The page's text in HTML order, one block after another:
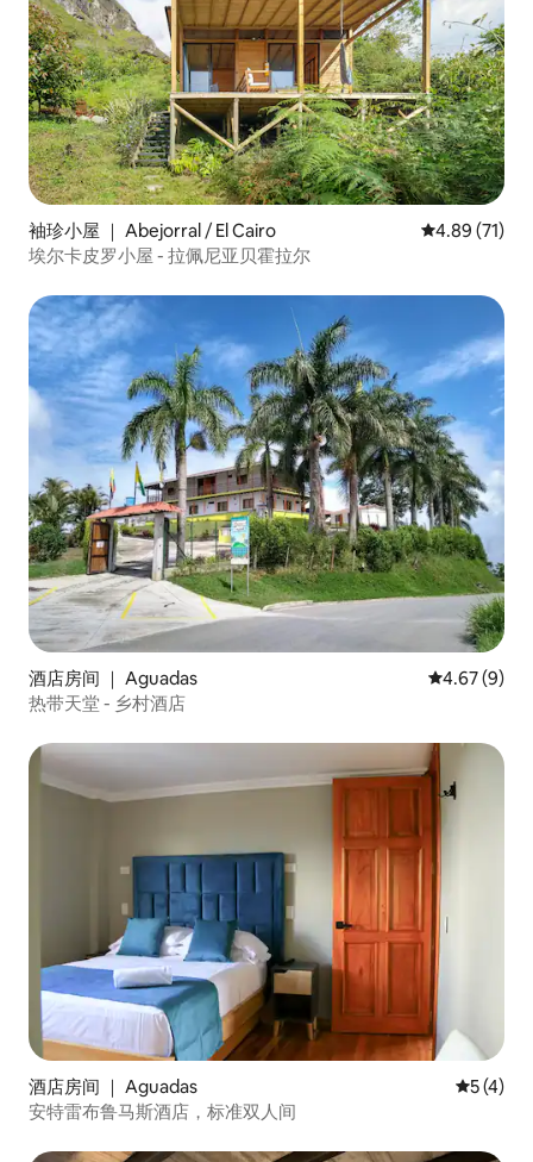
袖珍小屋 ｜ Abejorral / El Cairo 平均评分
4.89 (71)
埃尔卡皮罗小屋 - 拉佩尼亚贝霍拉尔
酒店房间 ｜ Aguadas 平均评分
4.67 (9)
热带天堂 - 乡村酒店
酒店房间 ｜ Aguadas 平均评分
5 (4)
安特雷布鲁马斯酒店，标准双人间